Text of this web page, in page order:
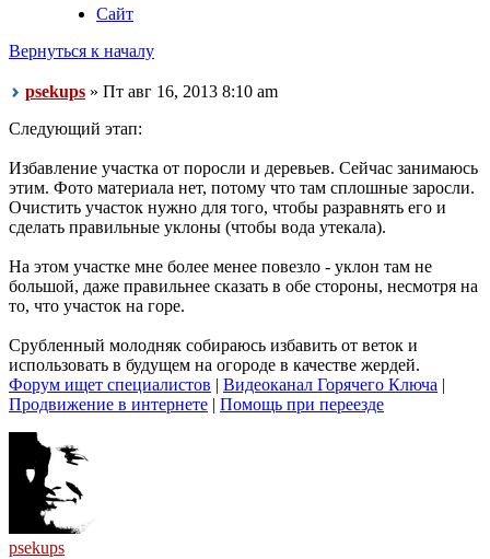
Сайт
Вернуться к началу
psekups » Пт авг 16, 2013 8:10 am
Следующий этап:
Избавление участка от поросли и деревьев. Сейчас занимаюсь
этим. Фото материала нет, потому что там сплошные заросли.
Очистить участок нужно для того, чтобы разравнять его и
сделать правильные уклоны (чтобы вода утекала).
На этом участке мне более менее повезло - уклон там не
большой, даже правильнее сказать в обе стороны, несмотря на
то, что участок на горе.
Срубленный молодняк собираюсь избавить от веток и
использовать в будущем на огороде в качестве жердей.
Форум ищет специалистов | Видеоканал Горячего Ключа |
Продвижение в интернете | Помощь при переезде
psekups